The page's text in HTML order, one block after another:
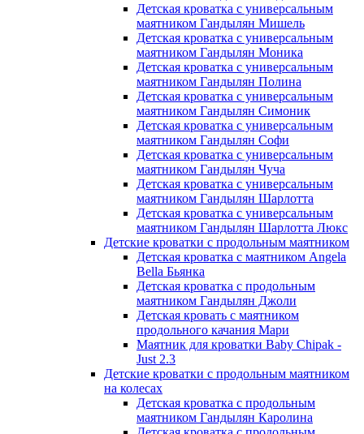
Детская кроватка с универсальным
маятником Гандылян Мишель
Детская кроватка с универсальным
маятником Гандылян Моника
Детская кроватка с универсальным
маятником Гандылян Полина
Детская кроватка с универсальным
маятником Гандылян Симоник
Детская кроватка с универсальным
маятником Гандылян Софи
Детская кроватка с универсальным
маятником Гандылян Чуча
Детская кроватка с универсальным
маятником Гандылян Шарлотта
Детская кроватка с универсальным
маятником Гандылян Шарлотта Люкс
Детские кроватки с продольным маятником
Детская кроватка с маятником Angela
Bella Бьянка
Детская кроватка с продольным
маятником Гандылян Джоли
Детская кровать с маятником
продольного качания Мари
Маятник для кроватки Baby Chipak -
Just 2.3
Детские кроватки с продольным маятником
на колесах
Детская кроватка с продольным
маятником Гандылян Каролина